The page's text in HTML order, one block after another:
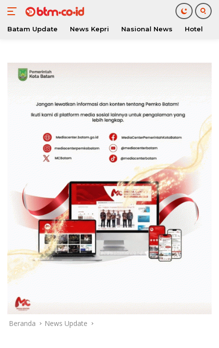
konten
Batam Update News Kepri Nasional News Hotel
Beranda News Update